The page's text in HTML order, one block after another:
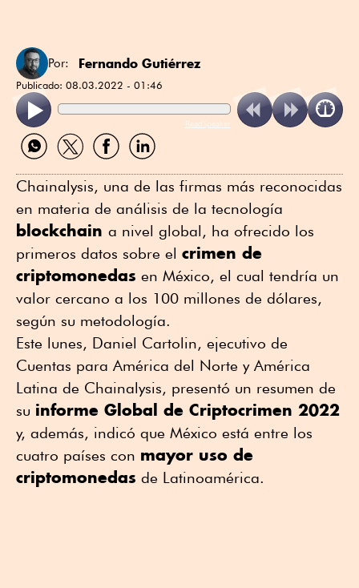
Por: Fernando Gutiérrez
Publicado: 08.03.2022 - 01:46
ReadSpeaker
Compartir
por
Compartir
por
Compartir
por
Compartir
por
Chainalysis, una de las firmas más reconocidas
en materia de análisis de la tecnología
blockchain a nivel global, ha ofrecido los
primeros datos sobre el crimen de
criptomonedas en México, el cual tendría un
valor cercano a los 100 millones de dólares,
según su metodología.
Este lunes, Daniel Cartolin, ejecutivo de
Cuentas para América del Norte y América
Latina de Chainalysis, presentó un resumen de
su informe Global de Criptocrimen 2022
y, además, indicó que México está entre los
cuatro países con mayor uso de
criptomonedas de Latinoamérica.